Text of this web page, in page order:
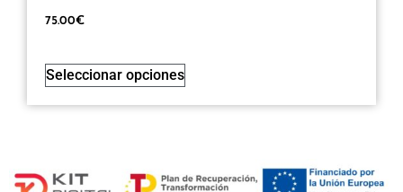
75.00€
Seleccionar opciones